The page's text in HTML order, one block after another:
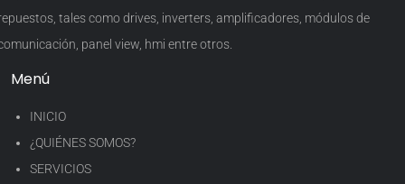
tales como drives, inverters, amplificadores, módulos de
panel view, hmi entre otros.
Menú
INICIO
¿QUIÉNES SOMOS?
SERVICIOS